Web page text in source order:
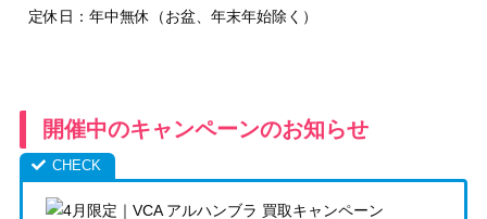
定休日：年中無休（お盆、年末年始除く）
開催中のキャンペーンのお知らせ